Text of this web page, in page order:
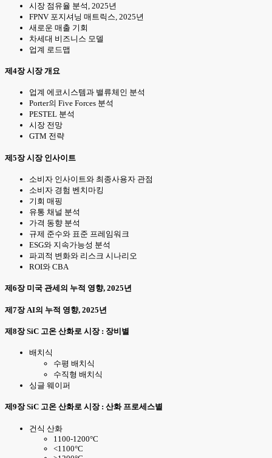
시장 점유율 분석, 2025년
FPNV 포지셔닝 매트릭스, 2025년
새로운 매출 기회
차세대 비즈니스 모델
업계 로드맵
제4장 시장 개요
업계 에코시스템과 밸류체인 분석
Porter의 Five Forces 분석
PESTEL 분석
시장 전망
GTM 전략
제5장 시장 인사이트
소비자 인사이트와 최종사용자 관점
소비자 경험 벤치마킹
기회 매핑
유통 채널 분석
가격 동향 분석
규제 준수와 표준 프레임워크
ESG와 지속가능성 분석
파괴적 변화와 리스크 시나리오
ROI와 CBA
제6장 미국 관세의 누적 영향, 2025년
제7장 AI의 누적 영향, 2025년
제8장 SiC 고온 산화로 시장 : 장비별
배치식
수평 배치식
수직형 배치식
싱글 웨이퍼
제9장 SiC 고온 산화로 시장 : 산화 프로세스별
건식 산화
1100-1200°C
<1100°C